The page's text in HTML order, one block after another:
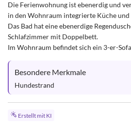
Die Ferienwohnung ist ebenerdig und
in den Wohnraum integrierte Küche und
Das Bad hat eine ebenerdige
Schlafzimmer mit Doppelbett.
Im Wohnraum befindet sich ein 3-er-
Besondere Merkmale
Hundestrand
Erstellt mit KI